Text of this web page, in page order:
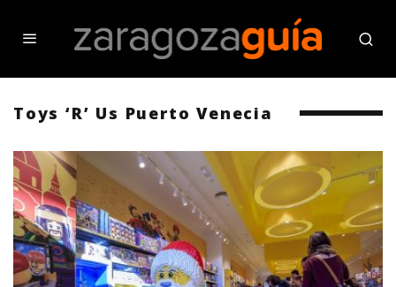
Toys ‘R’ Us Puerto Venecia